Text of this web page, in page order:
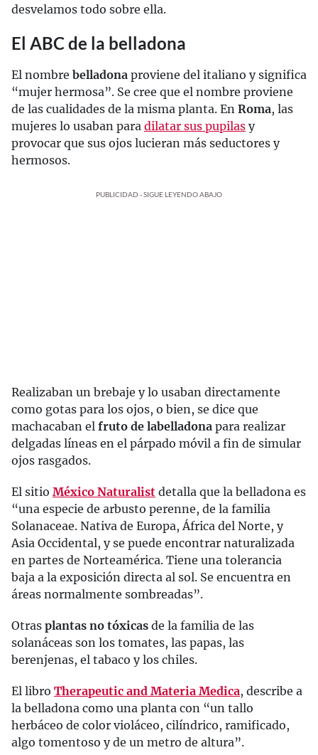
desvelamos todo sobre ella.
El ABC de la belladona
El nombre belladona proviene del italiano y significa
“mujer hermosa”. Se cree que el nombre proviene
de las cualidades de la misma planta. En Roma, las
mujeres lo usaban para dilatar sus pupilas y
provocar que sus ojos lucieran más seductores y
hermosos.
PUBLICIDAD - SIGUE LEYENDO ABAJO
Realizaban un brebaje y lo usaban directamente
como gotas para los ojos, o bien, se dice que
machacaban el fruto de labelladona para realizar
delgadas líneas en el párpado móvil a fin de simular
ojos rasgados.
El sitio México Naturalist detalla que la belladona es
“una especie de arbusto perenne, de la familia
Solanaceae. Nativa de Europa, África del Norte, y
Asia Occidental, y se puede encontrar naturalizada
en partes de Norteamérica. Tiene una tolerancia
baja a la exposición directa al sol. Se encuentra en
áreas normalmente sombreadas”.
Otras plantas no tóxicas de la familia de las
solanáceas son los tomates, las papas, las
berenjenas, el tabaco y los chiles.
El libro Therapeutic and Materia Medica, describe a
la belladona como una planta con “un tallo
herbáceo de color violáceo, cilíndrico, ramificado,
algo tomentoso y de un metro de altura”.